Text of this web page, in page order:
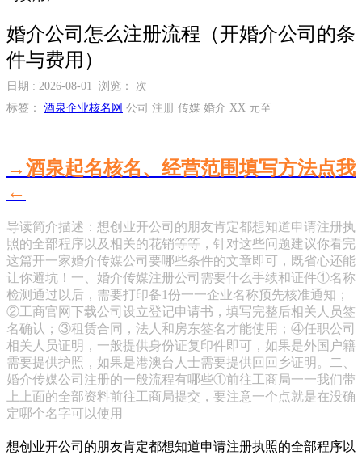
婚介公司怎么注册流程（开婚介公司的条
件与费用）
日期 : 2026-08-01 浏览：
次
标签： 酒泉企业核名网 公司 注册 传媒 婚介 XX 元至
→酒泉起名核名、经营范围填写方法点我
←
导读简介描述：想创业开公司的朋友肯定都想知道申请注册执
照的全部程序以及相关的花销等等，针对这些问题建议你看完
这篇开一家婚介传媒公司要哪些条件的文章即可，既省心还能
让你避坑！一、婚介传媒注册公司需要什么手续和证件①名称
检测通过以后，需要打印备1份一一企业名称预先核准通知；
②工商官网下载公司设立登记申请书，填写完整后相关人员签
名确认；③租赁合同，法人和房东签名才能使用；④任职公司
相关人员证明，一般提供身份证复印件即可，如果是外国户籍
需要提供护照，如果是港澳台人士需要提供回回乡证明。二、
婚介传媒公司注册的一般流程有哪些①前往工商局一一我们带
上上面的全部资料前往工商局提交，要注意一个点就是在没确
定哪个名字可以使用
想创业开公司的朋友肯定都想知道申请注册执照的全部程序以